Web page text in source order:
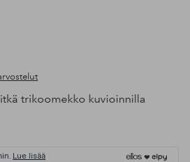
trikoomekko kuvioinnilla
Lue lisää